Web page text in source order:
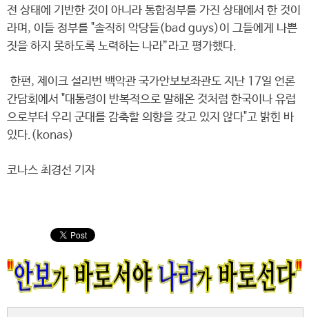
전 상태에 기반한 것이 아니라 통합정부를 가진 상태에서 한 것이
라며, 이들 정부를 "솔직히 악당들(bad guys)이 그들에게 나쁜
짓을 하지 못하도록 노력하는 나라”라고 평가했다.
한편, 제이크 설리번 백악관 국가안보보좌관도 지난 17일 언론
간담회에서 "대통령이 반복적으로 말해온 것처럼 한국이나 유럽
으로부터 우리 군대를 감축할 의향을 갖고 있지 않다"고 밝힌 바
있다.(konas)
코나스 최경선 기자